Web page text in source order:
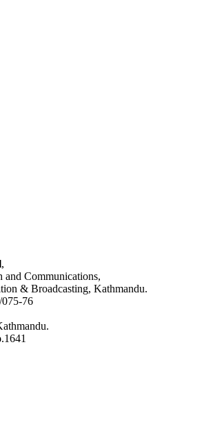
,
Communications,
& Broadcasting, Kathmandu.
76
.1641